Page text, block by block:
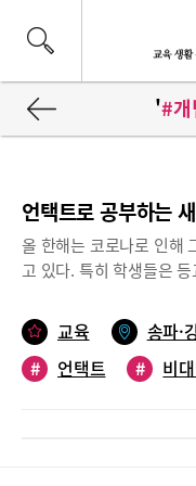
'#개
언택트로 공부하는
올 한해는 코로나로 인해
고 있다. 특히 학생들은
는 상황이 되었다. 시험도
고3 수험생들은 제대로 된
되었다. 그 누구도 예상하
교육 송파·
#
언택트 # 비